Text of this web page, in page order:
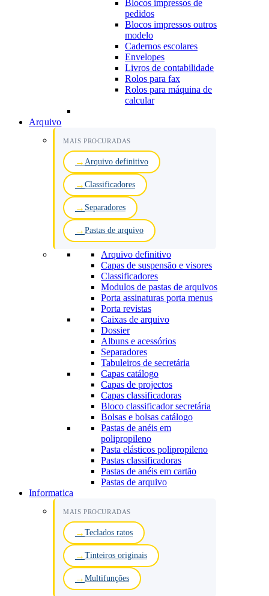
Blocos impressos de
pedidos
Blocos impressos outros
modelo
Cadernos escolares
Envelopes
Livros de contabilidade
Rolos para fax
Rolos para máquina de
calcular
Arquivo
MAIS PROCURADAS
Arquivo definitivo
Classificadores
Separadores
Pastas de arquivo
Arquivo definitivo
Capas de suspensão e visores
Classificadores
Modulos de pastas de arquivos
Porta assinaturas porta menus
Porta revistas
Caixas de arquivo
Dossier
Albuns e acessórios
Separadores
Tabuleiros de secretária
Capas catálogo
Capas de projectos
Capas classificadoras
Bloco classificador secretária
Bolsas e bolsas catálogo
Pastas de anéis em
polipropileno
Pasta elásticos polipropileno
Pastas classificadoras
Pastas de anéis em cartão
Pastas de arquivo
Informatica
MAIS PROCURADAS
Teclados ratos
Tinteiros originais
Multifunções